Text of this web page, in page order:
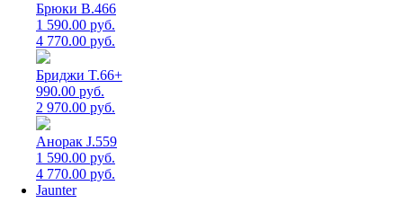
Брюки B.466
1 590.00 руб.
4 770.00 руб.
Бриджи T.66+
990.00 руб.
2 970.00 руб.
Анорак J.559
1 590.00 руб.
4 770.00 руб.
Jaunter